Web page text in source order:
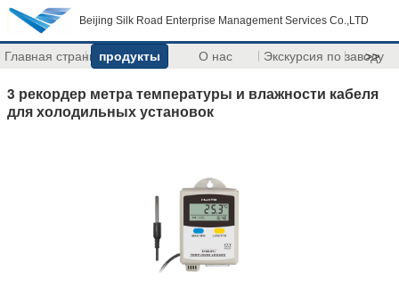
Beijing Silk Road Enterprise Management Services Co.,LTD
Главная страницапродукты О нас Экскурсия по заводу
>>
3 рекордер метра температуры и влажности кабеля
для холодильных установок